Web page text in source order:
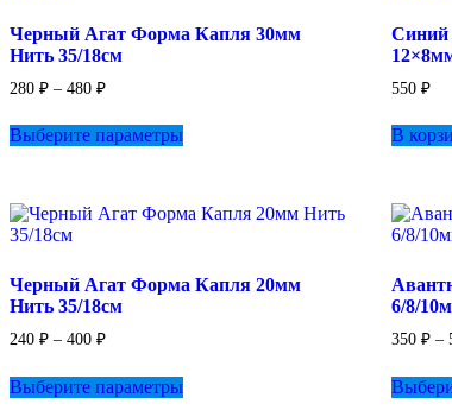
Черный Агат Форма Капля 30мм
Нить 35/18см
280 ₽ – 480 ₽Диапазон
280 ₽
–
Выберите параметры
Опции
на
550₽
В
Черный Агат Форма Капля 20мм
Нить 35/18см
240 ₽ – 400 ₽Диапазон
240 ₽
–
Выберите параметры
6/8/
350₽ –